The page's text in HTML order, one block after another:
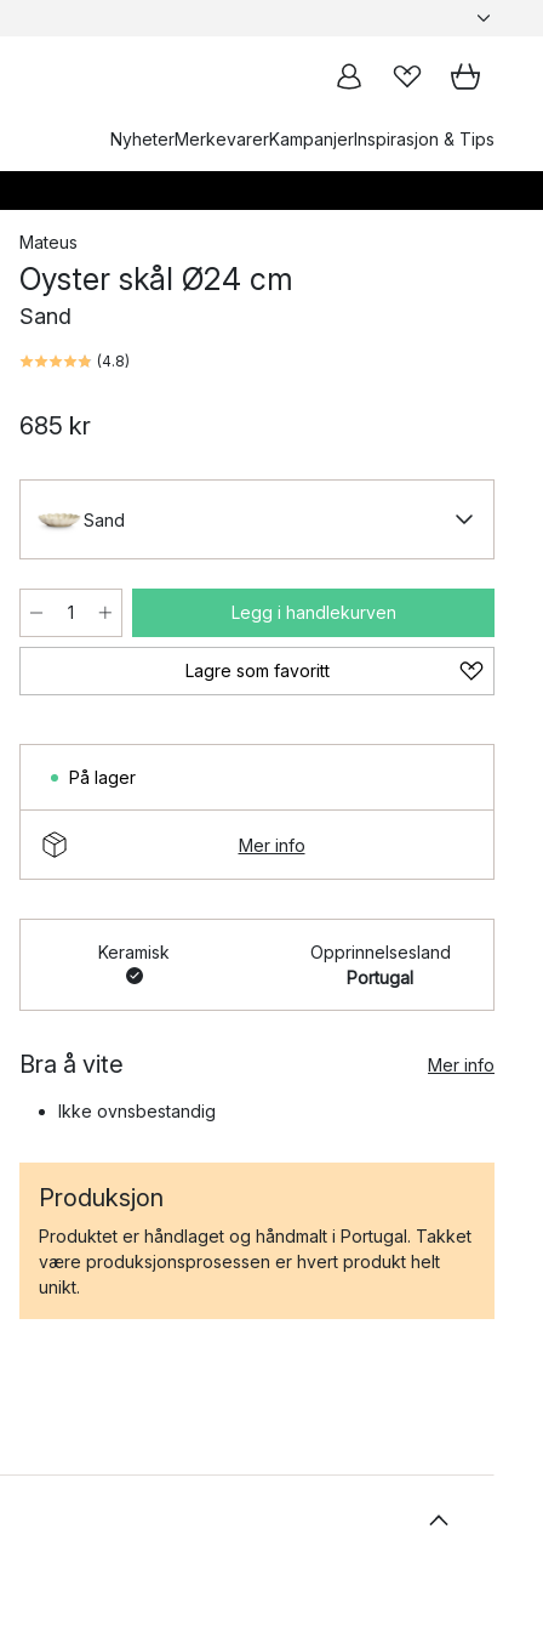
NyheterMerkevarerKampanjerInspirasjon & Tips
Mateus
Oyster skål Ø24 cm
Sand
(4.8)
685 kr
Sand
Legg i handlekurven
Lagre som favoritt
På lager
Mer info
Keramisk
Opprinnelsesland
Portugal
Bra å vite Mer info
Ikke ovnsbestandig
Produksjon
Produktet er håndlaget og håndmalt i Portugal. Takket
være produksjonsprosessen er hvert produkt helt
unikt.